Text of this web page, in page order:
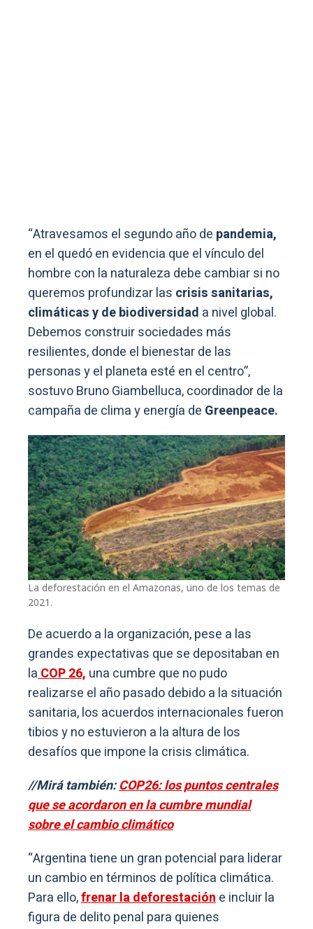
“Atravesamos el segundo año de pandemia,
en el quedó en evidencia que el vínculo del
hombre con la naturaleza debe cambiar si no
queremos profundizar las crisis sanitarias,
climáticas y de biodiversidad a nivel global.
Debemos construir sociedades más
resilientes, donde el bienestar de las
personas y el planeta esté en el centro”,
sostuvo Bruno Giambelluca, coordinador de la
campaña de clima y energía de Greenpeace.
La deforestación en el Amazonas, uno de los temas de
2021.
De acuerdo a la organización, pese a las
grandes expectativas que se depositaban en
laCOP 26, una cumbre que no pudo
realizarse el año pasado debido a la situación
sanitaria, los acuerdos internacionales fueron
tibios y no estuvieron a la altura de los
desafíos que impone la crisis climática.
//Mirá también:COP26: los puntos centrales
que se acordaron en la cumbre mundial
sobre el cambio climático
“Argentina tiene un gran potencial para liderar
un cambio en términos de política climática.
Para ello,frenar la deforestacióne incluir la
figura de delito penal para quienes